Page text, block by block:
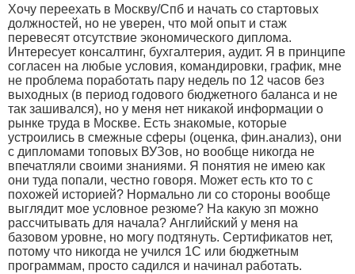
Хочу переехать в Москву/Спб и начать со стартовых
должностей, но не уверен, что мой опыт и стаж
перевесят отсутствие экономического диплома.
Интересует консалтинг, бухгалтерия, аудит. Я в принципе
согласен на любые условия, командировки, график, мне
не проблема поработать пару недель по 12 часов без
выходных (в период годового бюджетного баланса и не
так зашивался), но у меня нет никакой информации о
рынке труда в Москве. Есть знакомые, которые
устроились в смежные сферы (оценка, фин.анализ), они
с дипломами топовых ВУЗов, но вообще никогда не
впечатляли своими знаниями. Я понятия не имею как
они туда попали, честно говоря. Может есть кто то с
похожей историей? Нормально ли со стороны вообще
выглядит мое условное резюме? На какую зп можно
рассчитывать для начала? Английский у меня на
базовом уровне, но могу подтянуть. Сертификатов нет,
потому что никогда не учился 1С или бюджетным
программам, просто садился и начинал работать.